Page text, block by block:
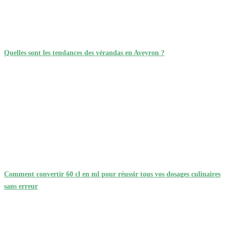
Quelles sont les tendances des vérandas en Aveyron ?
Comment convertir 60 cl en ml pour réussir tous vos dosages culinaires
sans erreur